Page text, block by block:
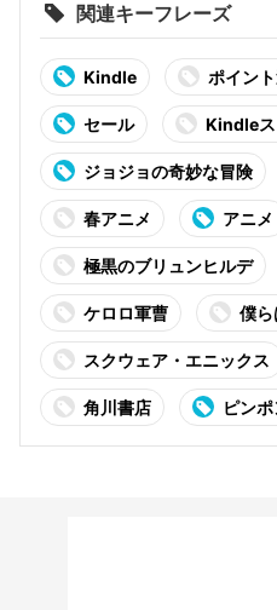
関連キーフレーズ
Kindle ポイン
セール Kindle
ジョジョの奇妙な冒険
春アニメ アニメ
極黒のブリュンヒルデ
ケロロ軍曹 僕
スクウェア・エニックス
角川書店 ピン